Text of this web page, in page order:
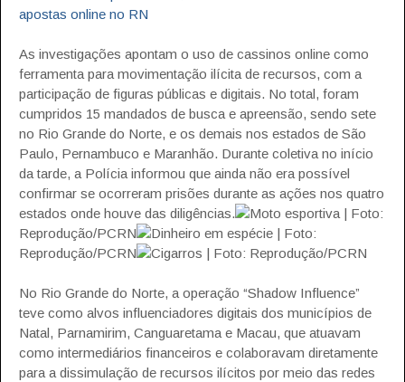
apostas online no RN
As investigações apontam o uso de cassinos online como
ferramenta para movimentação ilícita de recursos, com a
participação de figuras públicas e digitais. No total, foram
cumpridos 15 mandados de busca e apreensão, sendo sete
no Rio Grande do Norte, e os demais nos estados de São
Paulo, Pernambuco e Maranhão. Durante coletiva no início
da tarde, a Polícia informou que ainda não era possível
confirmar se ocorreram prisões durante as ações nos quatro
estados onde houve das diligências.
Moto esportiva | Foto:
Reprodução/PCRN
Dinheiro em espécie | Foto:
Reprodução/PCRN
Cigarros | Foto: Reprodução/PCRN
No Rio Grande do Norte, a operação “Shadow Influence”
teve como alvos influenciadores digitais dos municípios de
Natal, Parnamirim, Canguaretama e Macau, que atuavam
como intermediários financeiros e colaboravam diretamente
para a dissimulação de recursos ilícitos por meio das redes